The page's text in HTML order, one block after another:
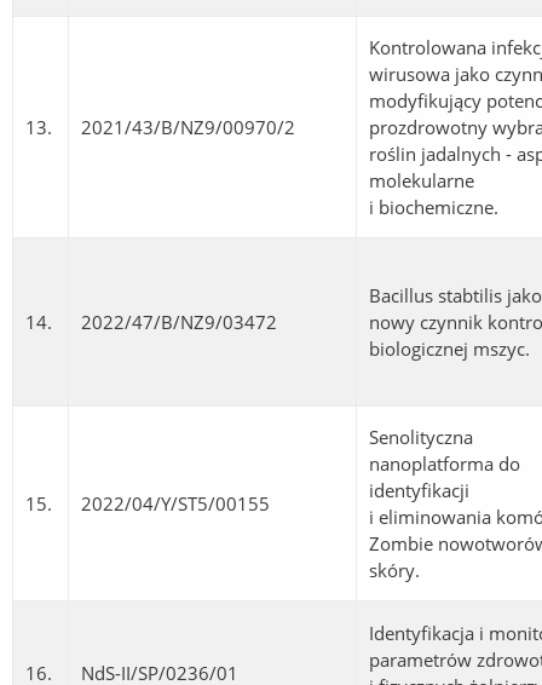
13. 2021/43/B/NZ9/00970/2
Kontrolowana
wirusowa jako
modyfikujący
prozdrowotny
roślin jadalnych -
molekularne
i biochemiczne.
14. 2022/47/B/NZ9/03472
Bacillus stabtilis jako
nowy czynnik
biologicznej mszyc.
15. 2022/04/Y/ST5/00155
Senolityczna
nanoplatforma do
identyfikacji
i eliminowania
Zombie
skóry.
16. NdS-II/SP/0236/01
Identyfikacja i
parametrów